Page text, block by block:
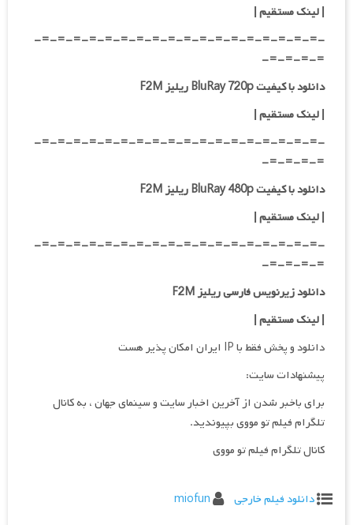
|لینک مستقیم|
-=-=-=-=-=-=-=-=-=-=-=-=-=-=-=-=-=-=-
=-=-=-=-
دانلود با کیفیت BluRay 720p ریلیز F2M
| لینک مستقیم|
-=-=-=-=-=-=-=-=-=-=-=-=-=-=-=-=-=-=-
=-=-=-=-
دانلود با کیفیت BluRay 480p ریلیز F2M
| لینک مستقیم|
-=-=-=-=-=-=-=-=-=-=-=-=-=-=-=-=-=-=-
=-=-=-=-
دانلود زیرنویس فارسی ریلیز F2M
| لینک مستقیم|
دانلود و پخش فقط با IP ایران امکان پذیر هست
پیشنهادات سایت:
برای باخبر شدن از آخرین اخبار سایت و سینمای جهان ، به کانال
تلگرام فیلم تو مووی بپیوندید.
کانال تلگرام فیلم تو مووی
دانلود فیلم خارجی
miofun